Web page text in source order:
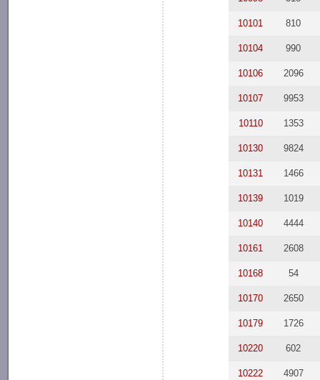
10101 810
10104 990
10106 2096
10107 9953
10110 1353
10130 9824
10131 1466
10139 1019
10140 4444
10161 2608
10168 54
10170 2650
10179 1726
10220 602
10222 4907